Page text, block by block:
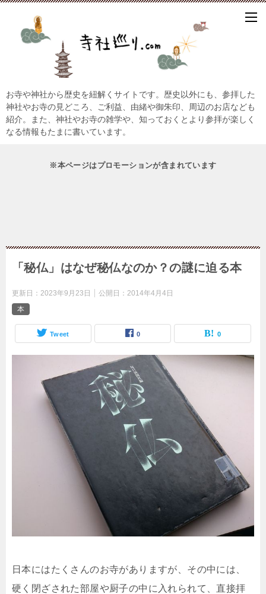
お寺や神社から歴史を紐解くサイトです。歴史以外にも、参拝した
神社やお寺の見どころ、ご利益、由緒や御朱印、周辺のお店なども
紹介。また、神社やお寺の雑学や、知っておくとより参拝が楽しく
なる情報もたまに書いています。
※本ページはプロモーションが含まれています
「秘仏」はなぜ秘仏なのか？の謎に迫る本
更新日： 2023年9月23日 公開日： 2014年4月4日
本
Tweet 0 0
日本にはたくさんのお寺がありますが、その中には、
硬く閉ざされた部屋や厨子の中に入れられて、直接拝